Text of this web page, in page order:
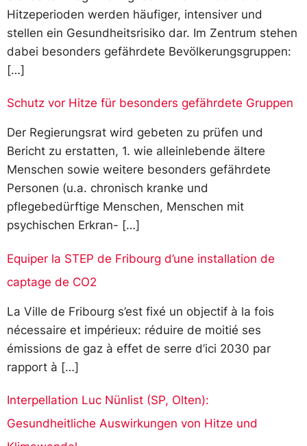
Hitzeperioden werden häufiger, intensiver und
stellen ein Gesundheitsrisiko dar. Im Zentrum stehen
dabei besonders gefährdete Bevölkerungsgruppen:
[…]
Schutz vor Hitze für besonders gefährdete Gruppen
Der Regierungsrat wird gebeten zu prüfen und
Bericht zu erstatten, 1. wie alleinlebende ältere
Menschen sowie weitere besonders gefährdete
Personen (u.a. chronisch kranke und
pflegebedürftige Menschen, Menschen mit
psychischen Erkran- […]
Equiper la STEP de Fribourg d’une installation de
captage de CO2
La Ville de Fribourg s’est fixé un objectif à la fois
nécessaire et impérieux: réduire de moitié ses
émissions de gaz à effet de serre d’ici 2030 par
rapport à […]
Interpellation Luc Nünlist (SP, Olten):
Gesundheitliche Auswirkungen von Hitze und